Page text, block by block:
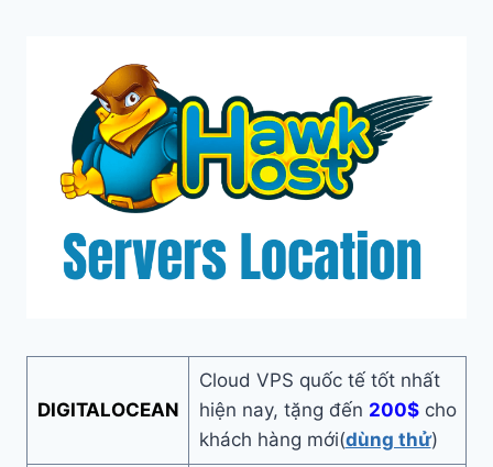
DIGITALOCEAN
Cloud VPS quốc tế tốt nhất
hiện nay, tặng đến 200$cho
khách hàng mới(dùng thử)